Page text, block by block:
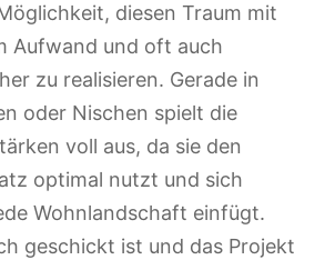
diesen Traum mit
Aufwand und oft auch
zu realisieren. Gerade in
oder Nischen spielt die
voll aus, da sie den
optimal nutzt und sich
Wohnlandschaft einfügt.
geschickt ist und das Projekt